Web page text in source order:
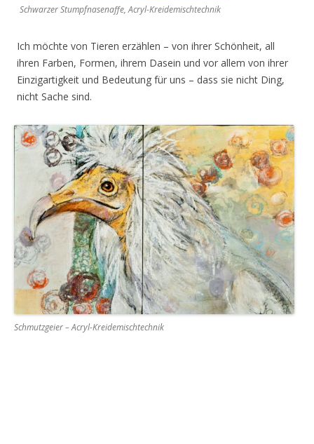
Schwarzer Stumpfnasenaffe, Acryl-Kreidemischtechnik
Ich möchte von Tieren erzählen – von ihrer Schönheit, all
ihren Farben, Formen, ihrem Dasein und vor allem von ihrer
Einzigartigkeit und Bedeutung für uns – dass sie nicht Ding,
nicht Sache sind.
Schmutzgeier – Acryl-Kreidemischtechnik